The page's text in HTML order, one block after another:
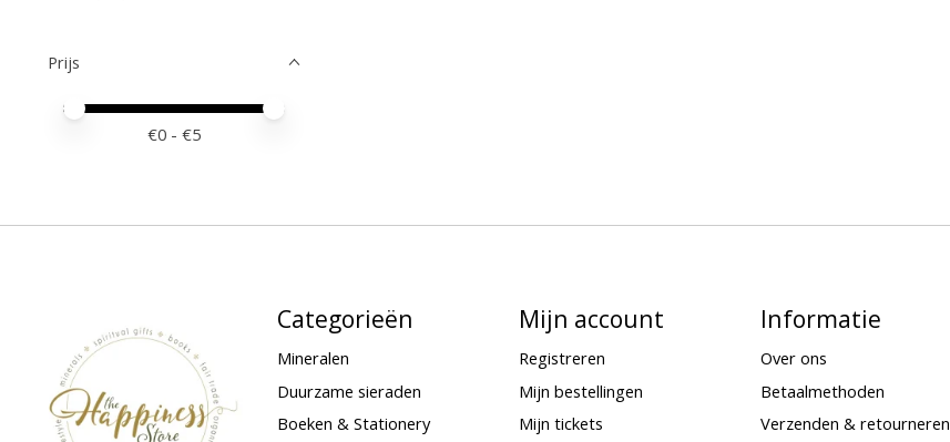
Prijs
Minimale prijswaarde
Price maximum value
€0 - €5
Categorieën
Mineralen
Duurzame sieraden
Boeken & Stationery
Mijn account
Registreren
Mijn bestellingen
Mijn tickets
Informatie
Over ons
Betaalmethoden
Verzenden & retourneren